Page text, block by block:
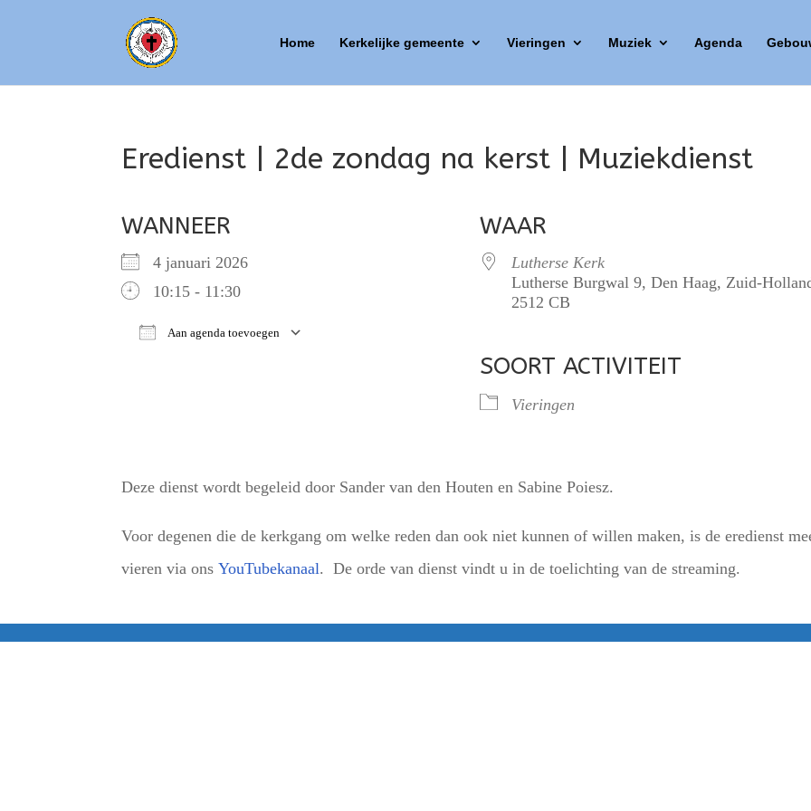
Home Kerkelijke gemeente Vieringen Muziek Agenda
Eredienst | 2de zondag na kerst | Muziekdienst
WANNEER
4 januari 2026
10:15 - 11:30
Aan agenda toevoegen
iCalendar
WAAR
Lutherse Kerk
Lutherse Burgwal 9, Den Haag, Zuid-
2512 CB
SOORT ACTIVITEIT
Vieringen
Deze dienst wordt begeleid door Sander van den Houten en Sabine Poiesz.
Voor degenen die de kerkgang om welke reden dan ook niet kunnen of willen maken, is de eredienst
vieren via onsYouTubekanaal. De orde van dienst vindt u in de toelichting van de streaming.